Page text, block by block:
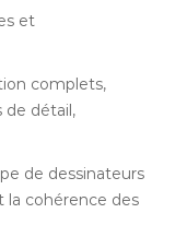
et
complets,
de détail,
de dessinateurs
la cohérence des